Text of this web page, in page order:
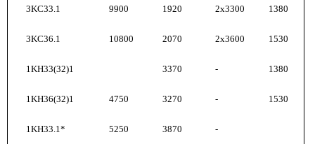
3KС33.1 9900 1920 2x3300 1380
3KС36.1 10800 2070 2x3600 1530
1KН33(32)1 3370 - 1380
1KН36(32)1 4750 3270 - 1530
1KН33.1* 5250 3870 -